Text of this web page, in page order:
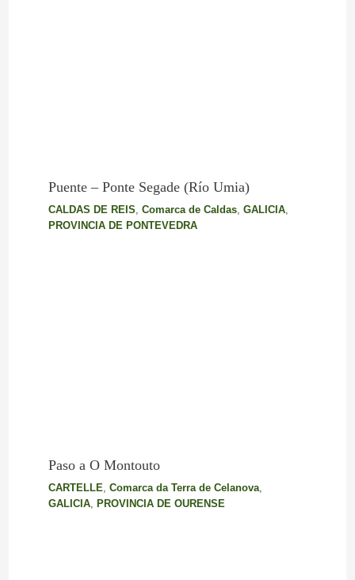
Puente – Ponte Segade (Río Umia)
CALDAS DE REIS, Comarca de Caldas, GALICIA,
PROVINCIA DE PONTEVEDRA
Paso a O Montouto
CARTELLE, Comarca da Terra de Celanova,
GALICIA, PROVINCIA DE OURENSE